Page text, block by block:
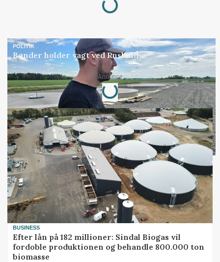
Loading...
POLITIK
Bønder holder vagt ved Rusland
Annonce
Loading...
BUSINESS
Efter lån på 182 millioner: Sindal Biogas vil
fordoble produktionen og behandle 800.000 ton
biomasse